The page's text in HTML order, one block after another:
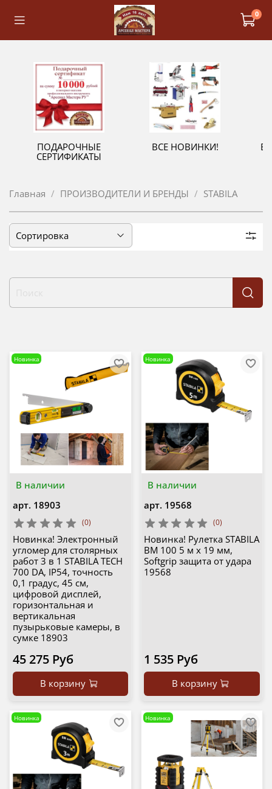
0
ПОДАРОЧНЫЕ
СЕРТИФИКАТЫ
ВСЕ НОВИНКИ!
Главная ПРОИЗВОДИТЕЛИ И БРЕНДЫ STABILA
В наличии
Новинка
арт. 18903
(0)
Новинка! Электронный
угломер для столярных
работ 3 в 1 STABILA TECH
700 DA, IP54, точность
0,1 градус, 45 см,
цифровой дисплей,
горизонтальная и
вертикальная
пузырьковые камеры, в
сумке 18903
45 275 Руб
В корзину
В наличии
Новинка
арт. 19568
(0)
Новинка! Рулетка STABILA
BM 100 5 м х 19 мм,
Softgrip защита от удара
19568
1 535 Руб
В корзину
Новинка Новинка